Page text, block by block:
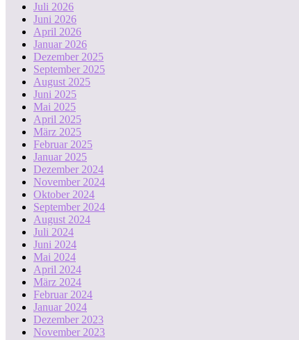
Juli 2026
Juni 2026
April 2026
Januar 2026
Dezember 2025
September 2025
August 2025
Juni 2025
Mai 2025
April 2025
März 2025
Februar 2025
Januar 2025
Dezember 2024
November 2024
Oktober 2024
September 2024
August 2024
Juli 2024
Juni 2024
Mai 2024
April 2024
März 2024
Februar 2024
Januar 2024
Dezember 2023
November 2023